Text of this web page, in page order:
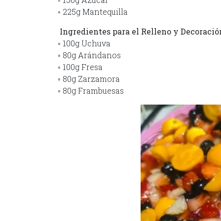
◦ 225g Mantequilla
Ingredientes para el Relleno y
◦ 100g Uchuva
◦ 80g Arándanos
◦ 100g Fresa
◦ 80g Zarzamora
◦ 80g Frambuesas